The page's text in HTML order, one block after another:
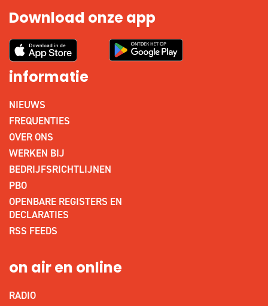
Download onze app
informatie
NIEUWS
FREQUENTIES
OVER ONS
WERKEN BIJ
BEDRIJFSRICHTLIJNEN
PBO
OPENBARE REGISTERS EN
DECLARATIES
RSS FEEDS
on air en online
RADIO